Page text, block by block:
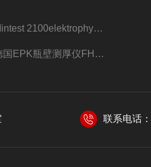
Mintest 2100elektrophysik代理
德国EPK瓶壁测厚仪FH7200/FH7400
联系电话：